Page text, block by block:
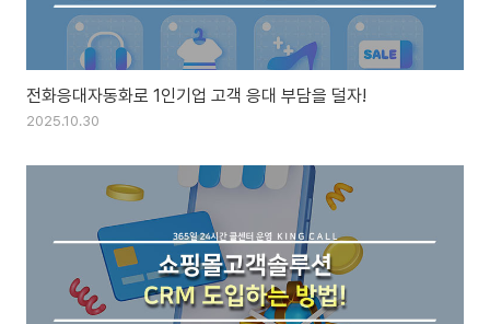
전화응대자동화로 1인기업 고객 응대 부담을 덜자!
2025.10.30